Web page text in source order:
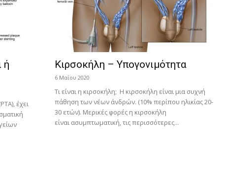
ή
έχει
Κιρσοκήλη – Υπογονιμότητα
6 Μαΐου 2020
Τι είναι η κιρσοκήλη; Η κιρσοκήλη είναι μια συχνή
πάθηση των νέων άνδρών. (10% περίπου ηλικίας 20-
30 ετών). Μερικές φορές η κιρσοκήλη
είναι ασυμπτωματική, τις περισσότερες...